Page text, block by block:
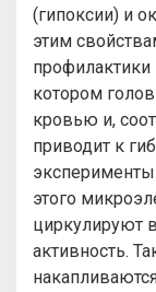
(гипоксии) и
этим
профилактики
котором
кровью и,
приводит к
эксперименты
этого
циркулируют
активность.